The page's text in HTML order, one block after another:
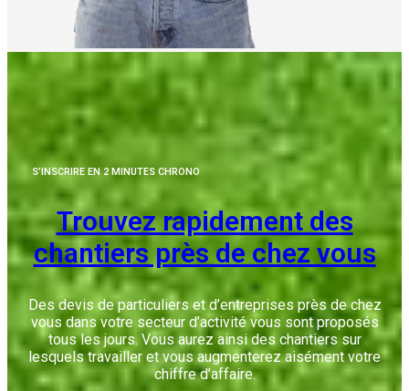
S’INSCRIRE EN 2 MINUTES CHRONO
Trouvez rapidement des
chantiers près de chez vous
Des devis de particuliers et d’entreprises près de chez
vous dans votre secteur d’activité vous sont proposés
tous les jours. Vous aurez ainsi des chantiers sur
lesquels travailler et vous augmenterez aisément votre
chiffre d’affaire.